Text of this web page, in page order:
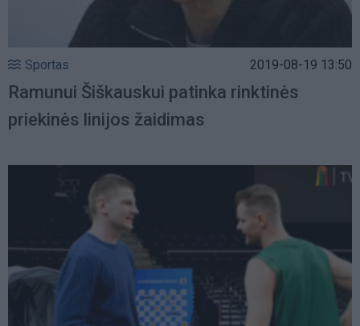
Sportas 2019-08-19 13:50
Ramunui Šiškauskui patinka rinktinės
priekinės linijos žaidimas